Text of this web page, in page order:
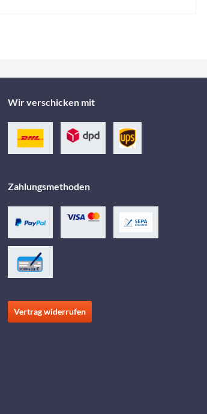
Wir verschicken mit
Zahlungsmethoden
Vertrag widerrufen